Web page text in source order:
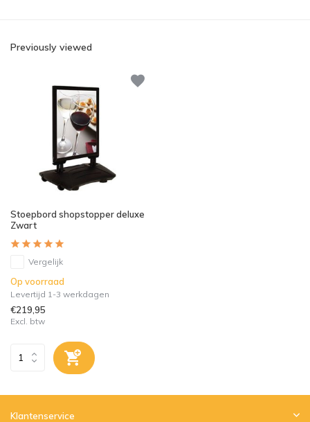
Previously viewed
Stoepbord shopstopper deluxe
Zwart
Vergelijk
Op voorraad
Levertijd 1-3 werkdagen
€219,95
Excl. btw
Klantenservice